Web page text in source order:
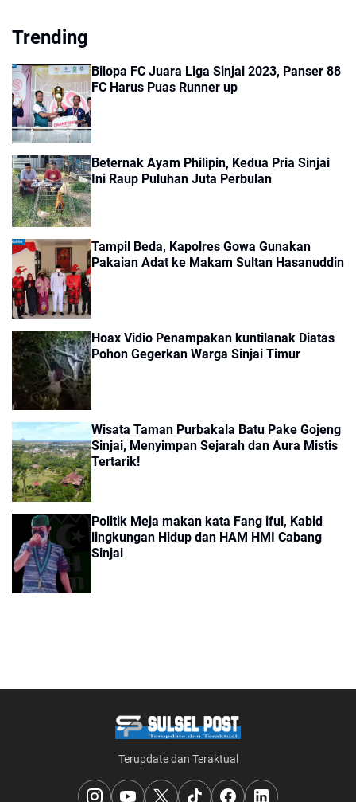
Trending
Bilopa FC Juara Liga Sinjai 2023, Panser 88
FC Harus Puas Runner up
Beternak Ayam Philipin, Kedua Pria Sinjai
Ini Raup Puluhan Juta Perbulan
Tampil Beda, Kapolres Gowa Gunakan
Pakaian Adat ke Makam Sultan Hasanuddin
Hoax Vidio Penampakan kuntilanak Diatas
Pohon Gegerkan Warga Sinjai Timur
Wisata Taman Purbakala Batu Pake Gojeng
Sinjai, Menyimpan Sejarah dan Aura Mistis
Tertarik!
Politik Meja makan kata Fang iful, Kabid
lingkungan Hidup dan HAM HMI Cabang
Sinjai
Terupdate dan Teraktual